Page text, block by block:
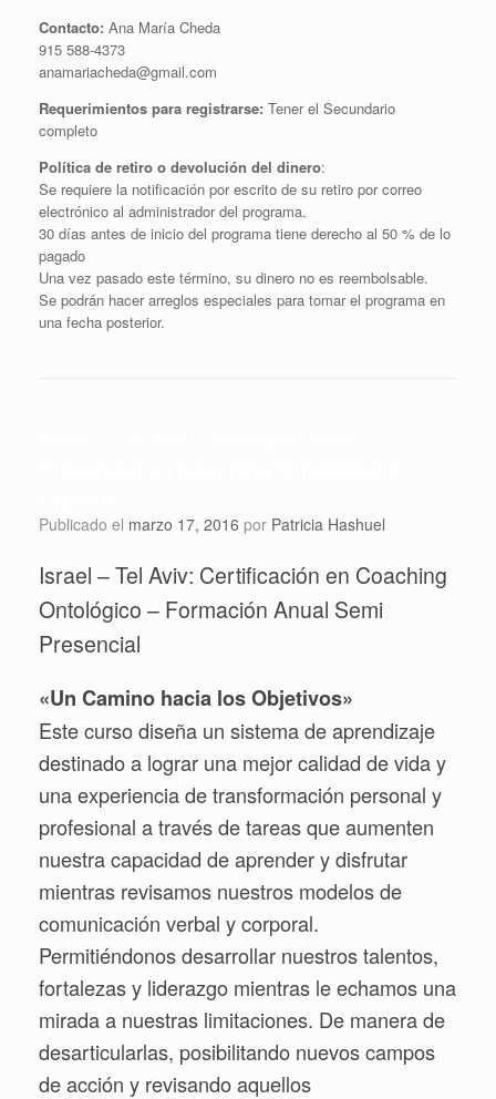
Contacto: Ana María Cheda
915 588-4373
anamariacheda@gmail.com
Requerimientos para registrarse: Tener el Secundario
completo
Política de retiro o devolución del dinero:
Se requiere la notificación por escrito de su retiro por correo
electrónico al administrador del programa.
30 días antes de inicio del programa tiene derecho al 50 % de lo
pagado
Una vez pasado este término, su dinero no es reembolsable.
Se podrán hacer arreglos especiales para tomar el programa en
una fecha posterior.
Publicado el marzo 17, 2016 por Patricia Hashuel
Israel – Tel Aviv: Certificación en Coaching
Ontológico – Formación Anual Semi
Presencial
«Un Camino hacia los Objetivos»
Este curso diseña un sistema de aprendizaje
destinado a lograr una mejor calidad de vida y
una experiencia de transformación personal y
profesional a través de tareas que aumenten
nuestra capacidad de aprender y disfrutar
mientras revisamos nuestros modelos de
comunicación verbal y corporal.
Permitiéndonos desarrollar nuestros talentos,
fortalezas y liderazgo mientras le echamos una
mirada a nuestras limitaciones. De manera de
desarticularlas, posibilitando nuevos campos
de acción y revisando aquellos